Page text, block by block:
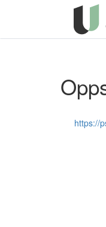
https://